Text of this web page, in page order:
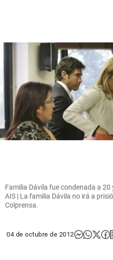
Familia Dávila fue condenada a
AIS | La familia Dávila no irá a
Colprensa.
04 de octubre de 2012